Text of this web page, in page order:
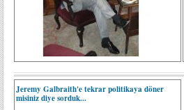
Jeremy Galbraith'e tekrar politikaya döner
misiniz diye sorduk...